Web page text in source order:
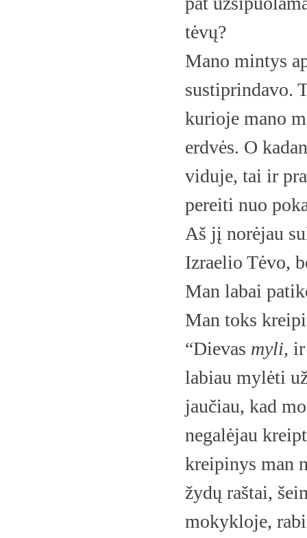
tėvų?
Mano mintys
sustiprindavo.
kurioje mano
erdvės. O
viduje, tai ir
pereiti nuo
Aš jį norėjau
Izraelio Tėvo,
Man labai
Man toks
“Dievas myli,
labiau mylėti
jaučiau, kad
negalėjau
kreipinys man
žydų raštai,
mokykloje,